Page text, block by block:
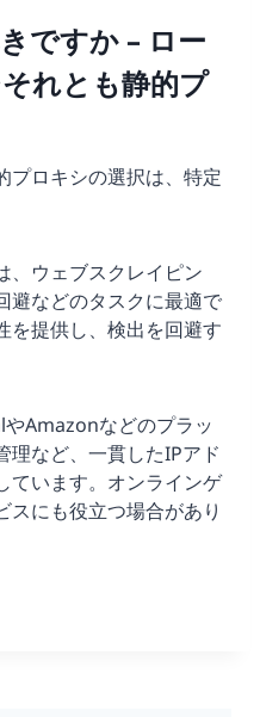
ですか – ロー
れとも静的プ
プロキシの選択は、特定
、ウェブスクレイピン
避などのタスクに最適で
を提供し、検出を回避す
やAmazonなどのプラッ
理など、一貫したIPアド
ています。オンラインゲ
スにも役立つ場合があり